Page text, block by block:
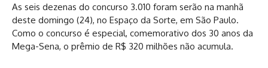
As seis dezenas do concurso 3.010 foram serão na manhã
deste domingo (24), no Espaço da Sorte, em São Paulo.
Como o concurso é especial, comemorativo dos 30 anos da
Mega-Sena, o prêmio de R$ 320 milhões não acumula.